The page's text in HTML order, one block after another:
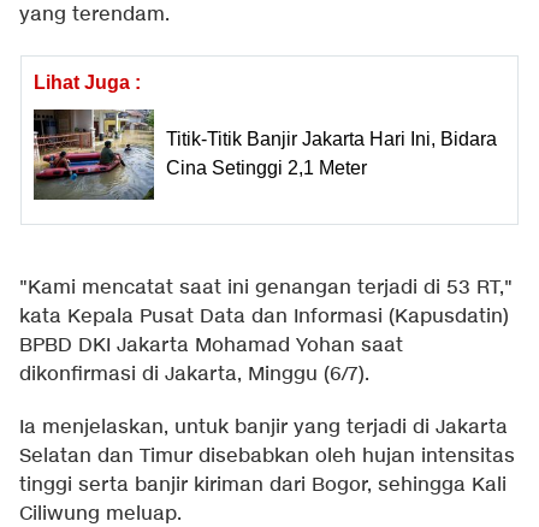
yang terendam.
Lihat Juga :
Titik-Titik Banjir Jakarta Hari Ini, Bidara
Cina Setinggi 2,1 Meter
"Kami mencatat saat ini genangan terjadi di 53 RT,"
kata Kepala Pusat Data dan Informasi (Kapusdatin)
BPBD DKI Jakarta Mohamad Yohan saat
dikonfirmasi di Jakarta, Minggu (6/7).
Ia menjelaskan, untuk banjir yang terjadi di Jakarta
Selatan dan Timur disebabkan oleh hujan intensitas
tinggi serta banjir kiriman dari Bogor, sehingga Kali
Ciliwung meluap.